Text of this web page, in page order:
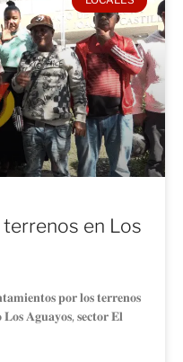
en Los
𝐩𝐨𝐫 𝐥𝐨𝐬 𝐭𝐞𝐫𝐫𝐞𝐧𝐨𝐬
𝐀𝐠𝐮𝐚𝐲𝐨𝐬, 𝐬𝐞𝐜𝐭𝐨𝐫 𝐄𝐥